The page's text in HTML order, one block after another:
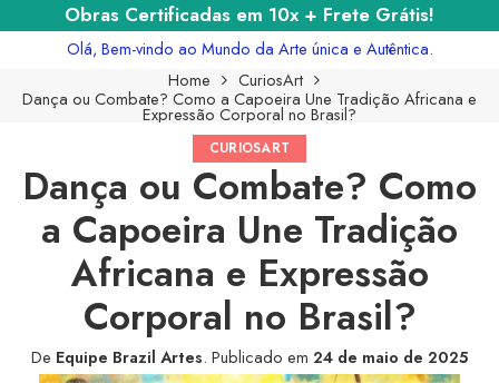
Obras Certificadas em 10x + Frete Grátis!
Olá, Bem-vindo ao Mundo da Arte única e Autêntica.
Home
CuriosArt
Dança ou Combate? Como a Capoeira Une Tradição Africana e
Expressão Corporal no Brasil?
CURIOSART
Dança ou Combate? Como
a Capoeira Une Tradição
Africana e Expressão
Corporal no Brasil?
De Equipe Brazil Artes. Publicado em 24 de maio de 2025